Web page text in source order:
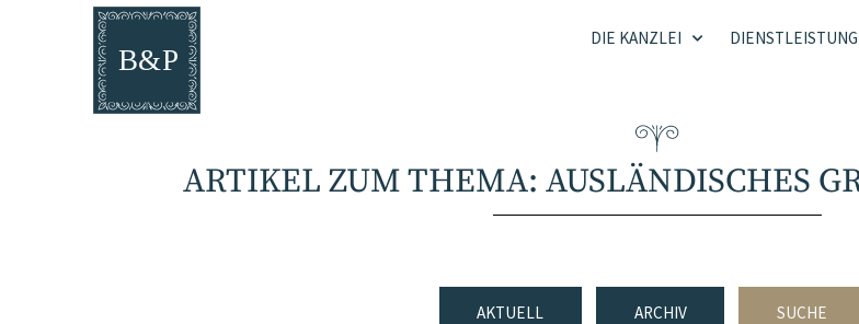
DIE KANZLEI
ARTIKEL ZUM THEMA: AUSLÄNDISCHES
AKTUELL ARCHIV SUCHE